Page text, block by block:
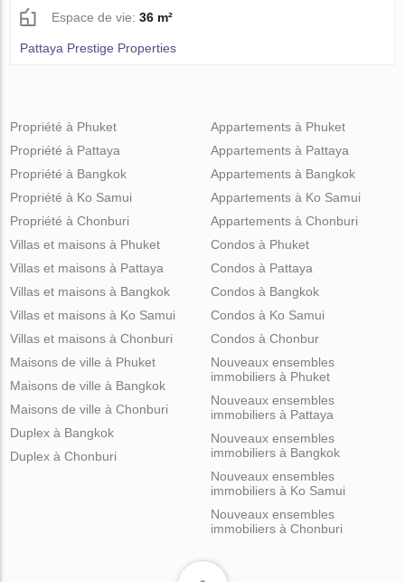
Espace de vie:36 m²
Pattaya Prestige Properties
Propriété à Phuket
Propriété à Pattaya
Propriété à Bangkok
Propriété à Ko Samui
Propriété à Chonburi
Appartements à Phuket
Appartements à Pattaya
Appartements à Bangkok
Appartements à Ko Samui
Appartements à Chonburi
Villas et maisons à Phuket
Villas et maisons à Pattaya
Villas et maisons à Bangkok
Villas et maisons à Ko Samui
Villas et maisons à Chonburi
Condos à Phuket
Condos à Pattaya
Condos à Bangkok
Condos à Ko Samui
Condos à Chonbur
Maisons de ville à Phuket
Maisons de ville à Bangkok
Maisons de ville à Chonburi
Duplex à Bangkok
Duplex à Chonburi
Nouveaux ensembles
immobiliers à Phuket
Nouveaux ensembles
immobiliers à Pattaya
Nouveaux ensembles
immobiliers à Bangkok
Nouveaux ensembles
immobiliers à Ko Samui
Nouveaux ensembles
immobiliers à Chonburi